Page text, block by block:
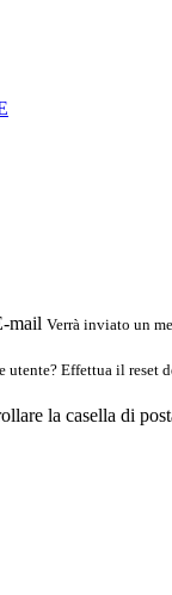
mail Verrà inviato un
utente? Effettua il reset
la casella di